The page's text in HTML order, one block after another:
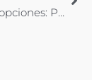
Trading con opciones: Put diagonal en el SPY (II)